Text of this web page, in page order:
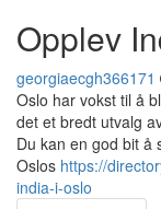
Opplev
georgiaecgh366171
Oslo har vokst til å
det et bredt utvalg
Du kan en god bit å
Oslos https://
india-i-oslo